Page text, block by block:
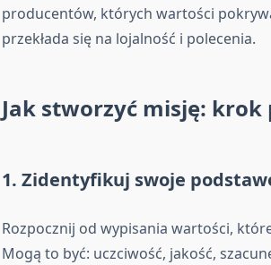
producentów, których wartości
przekłada się na lojalność i polecenia.
Jak stworzyć misję: krok
1. Zidentyfikuj swoje
Rozpocznij od wypisania wartości,
Mogą to być: uczciwość, jakość,